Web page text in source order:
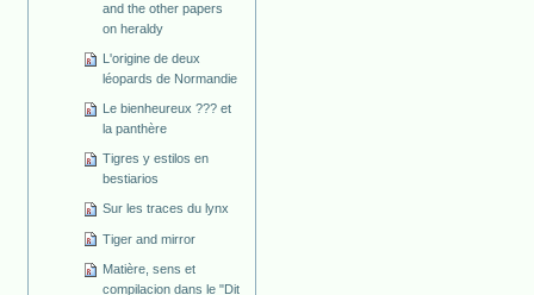
and the other papers
on heraldy
L'origine de deux
léopards de Normandie
Le bienheureux ??? et
la panthère
Tigres y estilos en
bestiarios
Sur les traces du lynx
Tiger and mirror
Matière, sens et
compilacion dans le "Dit